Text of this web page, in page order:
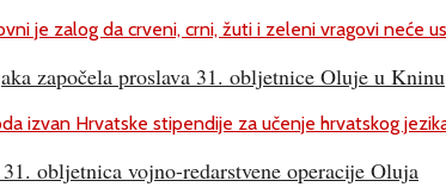
započela proslava 31. obljetnice Oluje u Kninu
obljetnica vojno-redarstvene operacije Oluja